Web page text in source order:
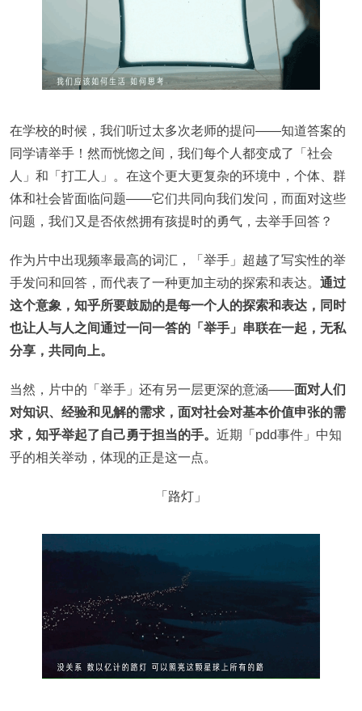
在学校的时候，我们听过太多次老师的提问——知道答案的
同学请举手！然而恍惚之间，我们每个人都变成了「社会
人」和「打工人」。在这个更大更复杂的环境中，个体、群
体和社会皆面临问题——它们共同向我们发问，而面对这些
问题，我们又是否依然拥有孩提时的勇气，去举手回答？
作为片中出现频率最高的词汇，「举手」超越了写实性的举
手发问和回答，而代表了一种更加主动的探索和表达。 通过
这个意象，知乎所要鼓励的是每一个人的探索和表达，同时
也让人与人之间通过一问一答的「举手」串联在一起，无私
分享，共同向上。
当然，片中的「举手」还有另一层更深的意涵——面对人们
对知识、经验和见解的需求，面对社会对基本价值申张的需
求，知乎举起了自己勇于担当的手。 近期「pdd事件」中知
乎的相关举动，体现的正是这一点。
「路灯」